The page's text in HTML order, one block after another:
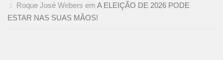
Roque José Webers em A ELEIÇÃO DE 2026 PODE
ESTAR NAS SUAS MÃOS!